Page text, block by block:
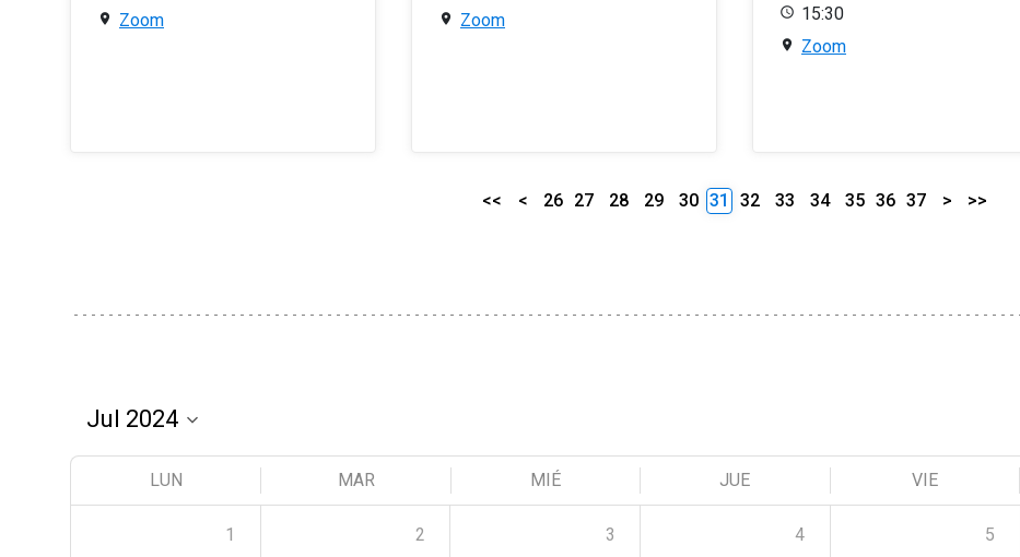
Zoom
Zoom
15:30
Zoom
<< < 26 27 28 29 30 31 32 33 34 35 36 37 > >>
LUN MAR MIÉ JUE VIE
1 2 3 4 5